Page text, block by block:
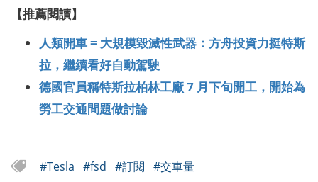
【推薦閱讀】
人類開車 = 大規模毀滅性武器：方舟投資力挺特斯
拉，繼續看好自動駕駛
德國官員稱特斯拉柏林工廠 7 月下旬開工，開始為
勞工交通問題做討論
#Tesla #fsd #訂閱 #交車量